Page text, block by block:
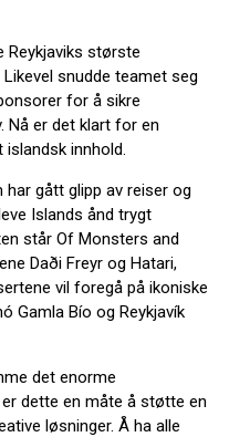
Reykjaviks største
snudde teamet seg
for å sikre
Nå er det klart for en
innhold.
har gått glipp av reiser og
Islands ånd trygt
står Of Monsters and
Daði Freyr og Hatari,
vil foregå på ikoniske
Gamla Bío og Reykjavík
det enorme
dette en måte å støtte en
løsninger. Å ha alle